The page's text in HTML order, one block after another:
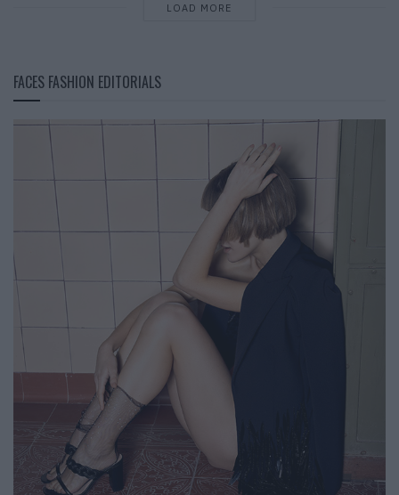
LOAD MORE
FACES FASHION EDITORIALS